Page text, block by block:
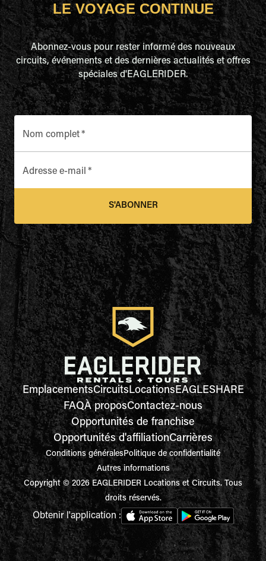
LE VOYAGE CONTINUE
Abonnez-vous pour rester informé des nouveaux
circuits, événements et des dernières actualités et offres
spéciales d'EAGLERIDER.
Nom complet*
Adresse e-mail *
S'ABONNER
EmplacementsCircuitsLocationsEAGLESHARE
FAQÀ proposContactez-nous
Opportunités de franchise
Opportunités d'affiliationCarrières
Conditions généralesPolitique de confidentialité
Autres informations
Copyright © 2026 EAGLERIDER Locations et Circuits. Tous
droits réservés.
Obtenir l'application :